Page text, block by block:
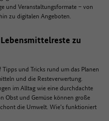
und Veranstaltungsformate – von
zu digitalen Angeboten.
zu
und Tricks rund um das Planen
und die Resteverwertung.
im Alltag wie eine durchdachte
Obst und Gemüse können große
die Umwelt. Wie’s funktioniert